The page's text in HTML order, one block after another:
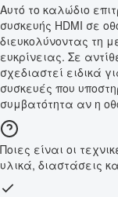
Αυτό το καλώδιο
συσκευής HDMI σε
διευκολύνοντας τη
ευκρίνειας. Σε
σχεδιαστεί ειδικά
συσκευές που
συμβατότητα αν η
Ποιες είναι οι
υλικά, διαστάσεις